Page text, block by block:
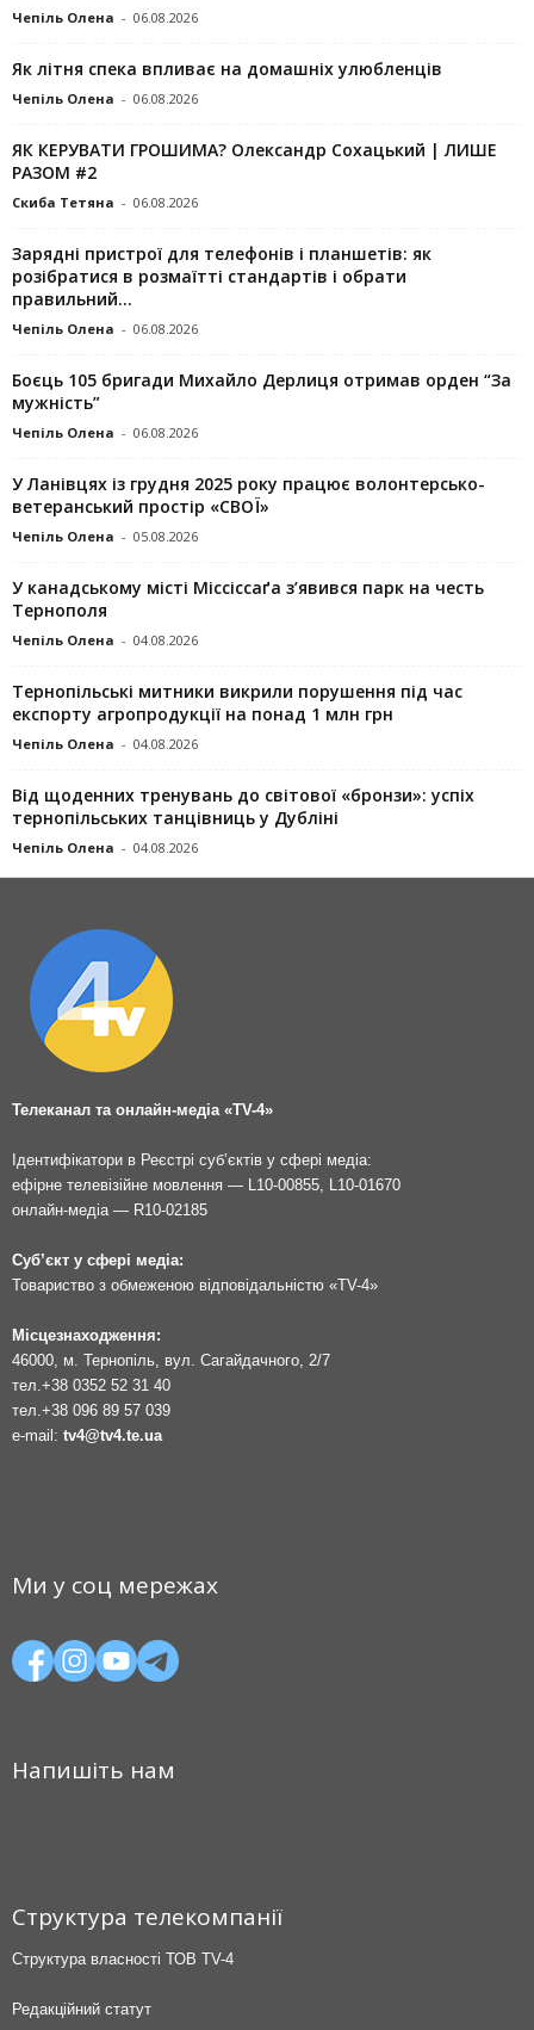
Чепіль Олена - 06.08.2026
Як літня спека впливає на домашніх улюбленців
Чепіль Олена - 06.08.2026
ЯК КЕРУВАТИ ГРОШИМА? Олександр Сохацький | ЛИШЕ
РАЗОМ #2
Скиба Тетяна - 06.08.2026
Зарядні пристрої для телефонів і планшетів: як
розібратися в розмаїтті стандартів і обрати
правильний...
Чепіль Олена - 06.08.2026
Боєць 105 бригади Михайло Дерлиця отримав орден “За
мужність”
Чепіль Олена - 06.08.2026
У Ланівцях із грудня 2025 року працює волонтерсько-
ветеранський простір «СВОЇ»
Чепіль Олена - 05.08.2026
У канадському місті Міссіссаґа з’явився парк на честь
Тернополя
Чепіль Олена - 04.08.2026
Тернопільські митники викрили порушення під час
експорту агропродукції на понад 1 млн грн
Чепіль Олена - 04.08.2026
Від щоденних тренувань до світової «бронзи»: успіх
тернопільських танцівниць у Дубліні
Чепіль Олена - 04.08.2026
Телеканал та онлайн-медіа «TV-4»
Ідентифікатори в Реєстрі суб’єктів у сфері медіа:
ефірне телевізійне мовлення — L10-00855, L10-01670
онлайн-медіа — R10-02185
Суб’єкт у сфері медіа:
Товариство з обмеженою відповідальністю «TV-4»
Місцезнаходження:
46000, м. Тернопіль, вул. Сагайдачного, 2/7
тел. +38 0352 52 31 40
тел. +38 096 89 57 039
e-mail: tv4@tv4.te.ua
Ми у соц мережах
Напишіть нам
Структура телекомпанії
Структура власності ТОВ TV-4
Редакційний статут